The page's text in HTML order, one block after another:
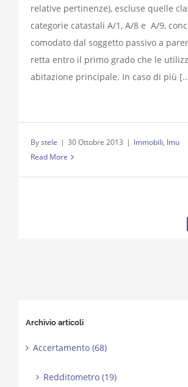
relative pertinenze), escluse quelle
categorie catastali A/1, A/8 e A/9,
comodato dal soggetto passivo a
retta entro il primo grado che le
abitazione principale. In caso di più
Bystele | 30 Ottobre 2013 | Immobili, Imu
Read More
Archivio articoli
Accertamento (68)
Redditometro (19)